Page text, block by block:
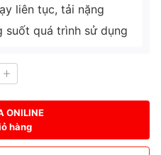
liên tục, tải nặng
quá trình sử dụng
ONILINE
hàng